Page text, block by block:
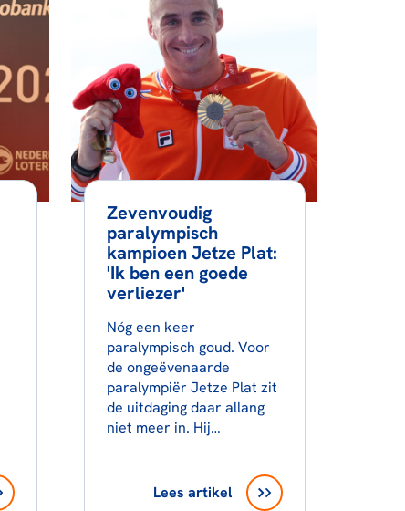
Zevenvoudig
paralympisch
kampioen Jetze Plat:
'Ik ben een goede
verliezer'
Nóg een keer
paralympisch goud. Voor
de ongeëvenaarde
paralympiër Jetze Plat zit
de uitdaging daar allang
niet meer in. Hij…
Lees artikel